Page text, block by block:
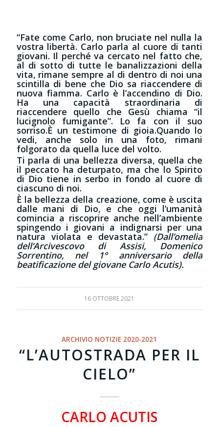
“Fate come Carlo, non bruciate nel nulla la
vostra libertà. Carlo parla al cuore di tanti
giovani. Il perché va cercato nel fatto che,
al di sotto di tutte le banalizzazioni della
vita, rimane sempre al di dentro di noi una
scintilla di bene che Dio sa riaccendere di
nuova fiamma. Carlo è l’accendino di Dio.
Ha una capacità straordinaria di
riaccendere quello che Gesù chiama “il
lucignolo fumigante”. Lo fa con il suo
sorriso.È un testimone di gioia.Quando lo
vedi, anche solo in una foto, rimani
folgorato da quella luce del volto.
Ti parla di una bellezza diversa, quella che
il peccato ha deturpato, ma che lo Spirito
di Dio tiene in serbo in fondo al cuore di
ciascuno di noi.
È la bellezza della creazione, come è uscita
dalle mani di Dio, e che oggi l’umanità
comincia a riscoprire anche nell’ambiente
spingendo i giovani a indignarsi per una
natura violata e devastata.” (Dall’omelia
dell’Arcivescovo di Assisi, Domenico
Sorrentino, nel 1° anniversario della
beatificazione del giovane Carlo Acutis).
16 OTTOBRE 2021
ARCHIVIO NOTIZIE 2020-2021
“L’AUTOSTRADA PER IL
CIELO”
CARLO ACUTIS